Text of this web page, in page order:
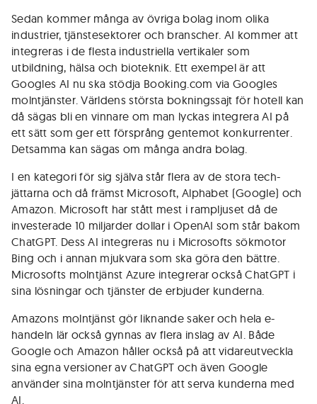
Sedan kommer många av övriga bolag inom olika
industrier, tjänstesektorer och branscher. AI kommer att
integreras i de flesta industriella vertikaler som
utbildning, hälsa och bioteknik. Ett exempel är att
Googles AI nu ska stödja Booking.com via Googles
molntjänster. Världens största bokningssajt för hotell kan
då sägas bli en vinnare om man lyckas integrera AI på
ett sätt som ger ett försprång gentemot konkurrenter.
Detsamma kan sägas om många andra bolag.
I en kategori för sig själva står flera av de stora tech-
jättarna och då främst Microsoft, Alphabet (Google) och
Amazon. Microsoft har stått mest i rampljuset då de
investerade 10 miljarder dollar i OpenAI som står bakom
ChatGPT. Dess AI integreras nu i Microsofts sökmotor
Bing och i annan mjukvara som ska göra den bättre.
Microsofts molntjänst Azure integrerar också ChatGPT i
sina lösningar och tjänster de erbjuder kunderna.
Amazons molntjänst gör liknande saker och hela e-
handeln lär också gynnas av flera inslag av AI. Både
Google och Amazon håller också på att vidareutveckla
sina egna versioner av ChatGPT och även Google
använder sina molntjänster för att serva kunderna med
AI.